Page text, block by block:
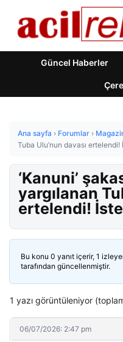
Güncel Haberler
Ana sayfa › Forumlar ›
Tuba Ulu’nun davası
‘Kanuni’
yargılanan
ertelendi!
Bu konu 0 yanıt içerir, 1
tarafından güncellenmiştir.
1 yazı görüntüleniyor
06/07/2026: 2:47 pm